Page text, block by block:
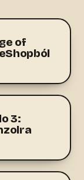
of
3: